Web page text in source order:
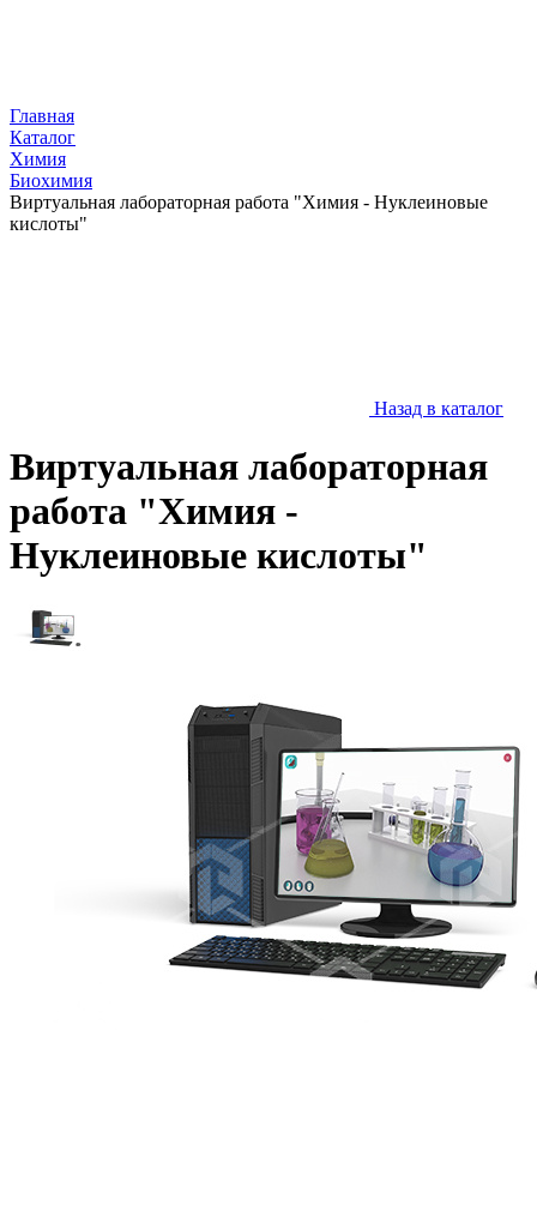
Главная
Каталог
Химия
Биохимия
Виртуальная лабораторная работа "Химия - Нуклеиновые
кислоты"
Назад в каталог
Виртуальная лабораторная
работа "Химия -
Нуклеиновые кислоты"